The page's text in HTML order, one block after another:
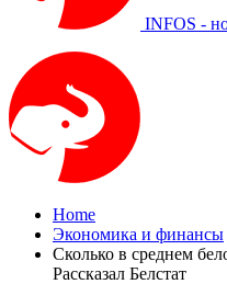
INFOS -
Home
Экономика и финансы
Сколько в среднем
Рассказал Белстат